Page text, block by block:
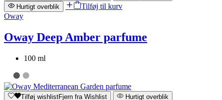
Hurtigt overblik
Tilføj til kurv
Oway
Oway Deep Amber parfume
100 ml
Tilføj wishlistFjern fra Wishlist
Hurtigt overblik